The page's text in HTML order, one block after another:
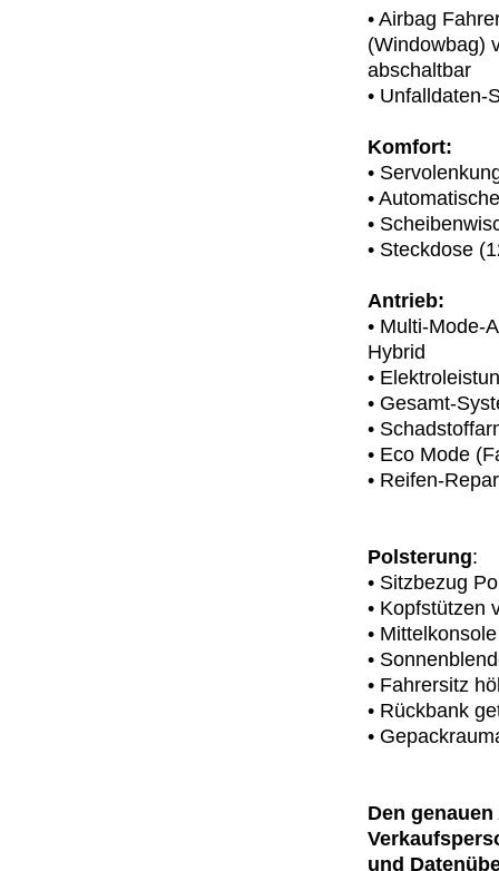
• Airbag
(Windowbag)
abschaltbar
• Unfalldaten-
Komfort:
•
•
•
• Steckdose
Antrieb:
• Multi-Mode-
Hybrid
•
• Gesamt-
•
• Eco Mode
• Reifen-
Polsterung:
• Sitzbezug
• Kopfstützen
•
•
• Fahrersitz
• Rückbank
•
Den
und